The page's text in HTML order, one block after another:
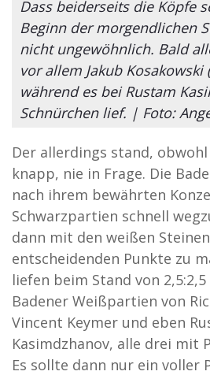
Dass beiderseits die Köpfe
Beginn der morgendlichen
nicht ungewöhnlich. Bald
vor allem Jakub Kosakowski
während es bei Rustam
Schnürchen lief. | Foto:
Der allerdings stand,
knapp, nie in Frage. Die
nach ihrem bewährten
Schwarzpartien schnell
dann mit den weißen
entscheidenden Punkte zu
liefen beim Stand von
Badener Weißpartien von
Vincent Keymer und eben
Kasimdzhanov, alle drei mit
Es sollte dann nur ein voller